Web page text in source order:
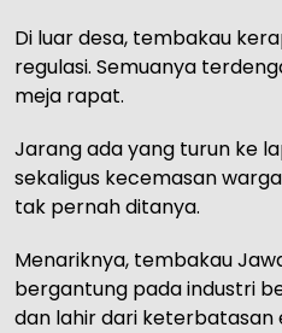
Di luar desa, tembakau
regulasi. Semuanya
meja rapat.
Jarang ada yang turun ke
sekaligus kecemasan
tak pernah ditanya.
Menariknya, tembakau
bergantung pada industri
dan lahir dari keterbatasan